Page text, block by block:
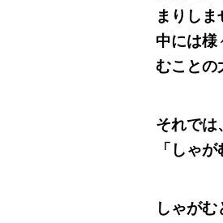
まりしま
中には様
むことの
それでは
「しゃ
しゃがむ